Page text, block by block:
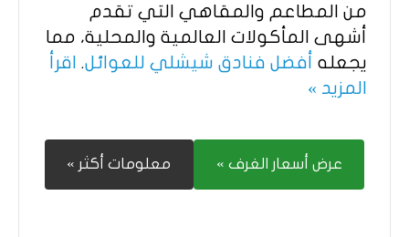
من المطاعم والمقاهي التي تقدم
أشهى المأكولات العالمية والمحلية، مما
يجعله أفضل فنادق شيشلي للعوائل. اقرأ
المزيد »
عرض أسعار الغرف » معلومات أكثر »